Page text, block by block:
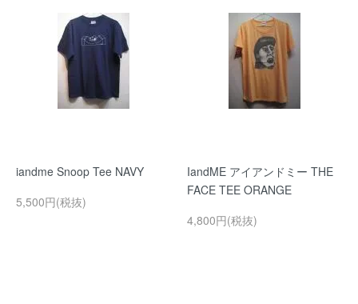
iandme Snoop Tee NAVY
5,500円(税抜)
IandME アイアンドミー THE
FACE TEE ORANGE
4,800円(税抜)